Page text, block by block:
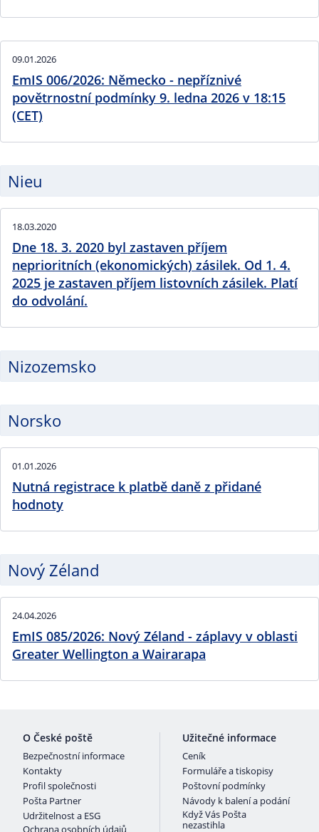
09.01.2026
EmIS 006/2026: Německo - nepříznivé
povětrnostní podmínky 9. ledna 2026 v 18:15
(CET)
Nieu
18.03.2020
Dne 18. 3. 2020 byl zastaven příjem
neprioritních (ekonomických) zásilek. Od 1. 4.
2025 je zastaven příjem listovních zásilek. Platí
do odvolání.
Nizozemsko
Norsko
01.01.2026
Nutná registrace k platbě daně z přidané
hodnoty
Nový Zéland
24.04.2026
EmIS 085/2026: Nový Zéland - záplavy v oblasti
Greater Wellington a Wairarapa
O České poště
Bezpečnostní informace
Kontakty
Profil společnosti
Pošta Partner
Udržitelnost a ESG
Ochrana osobních údajů
Užitečné informace
Ceník
Formuláře a tiskopisy
Poštovní podmínky
Návody k balení a podání
Když Vás Pošta
nezastihla